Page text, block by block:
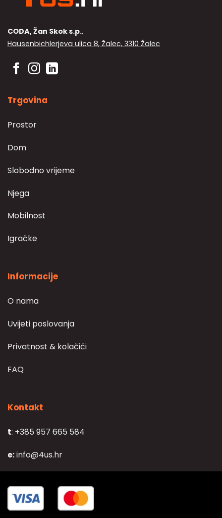
CODA, Žan Skok s.p.,
Hausenbichlerjeva ulica 8, Žalec, 3310 Žalec
Trgovina
Prostor
Dom
Slobodno vrijeme
Njega
Mobilnost
Igračke
Informacije
O nama
Uvijeti poslovanja
Privatnost & kolačići
FAQ
Kontakt
t: +385 957 665 584
e:info@4us.hr